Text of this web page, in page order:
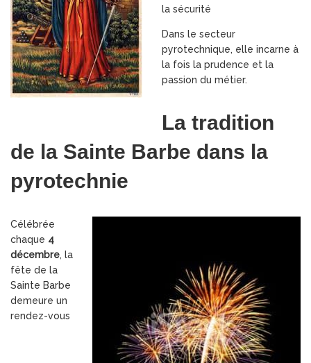
la sécurité
Dans le secteur
pyrotechnique, elle incarne à
la fois la prudence et la
passion du métier.
La tradition
de la Sainte Barbe dans la
pyrotechnie
Célébrée
chaque 4
décembre, la
fête de la
Sainte Barbe
demeure un
rendez-vous